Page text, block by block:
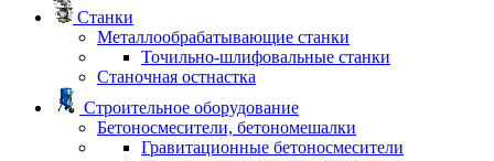
Станки
Металлообрабатывающие станки
Точильно-шлифовальные станки
Станочная остнастка
Строительное оборудование
Бетоносмесители, бетономешалки
Гравитационные бетоносмесители